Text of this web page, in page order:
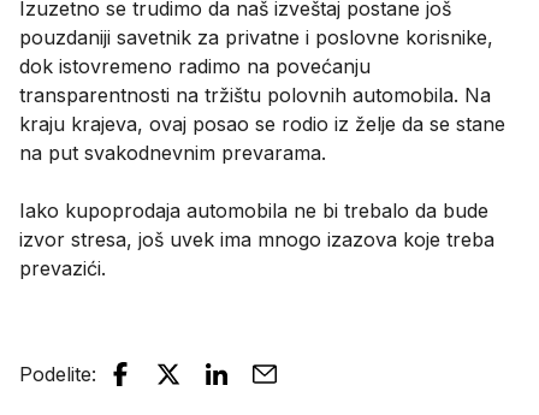
Izuzetno se trudimo da naš izveštaj postane još
pouzdaniji savetnik za privatne i poslovne korisnike,
dok istovremeno radimo na povećanju
transparentnosti na tržištu polovnih automobila. Na
kraju krajeva, ovaj posao se rodio iz želje da se stane
na put svakodnevnim prevarama.
Iako kupoprodaja automobila ne bi trebalo da bude
izvor stresa, još uvek ima mnogo izazova koje treba
prevazići.
Podelite: